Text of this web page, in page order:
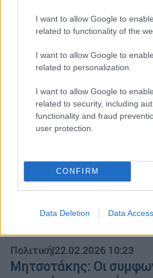
I want to allow Google to
related to functionality of the
I want to allow Google to
related to personalization.
I want to allow Google to
related to security, including
functionality and fraud
user protection.
CONFIRM
Data Deletion Data Access
Μητσοτάκη, καταθέτει
πατρίδα»
Πολιτική|22.02.2026 10:23
Μητσοτάκης: Οι